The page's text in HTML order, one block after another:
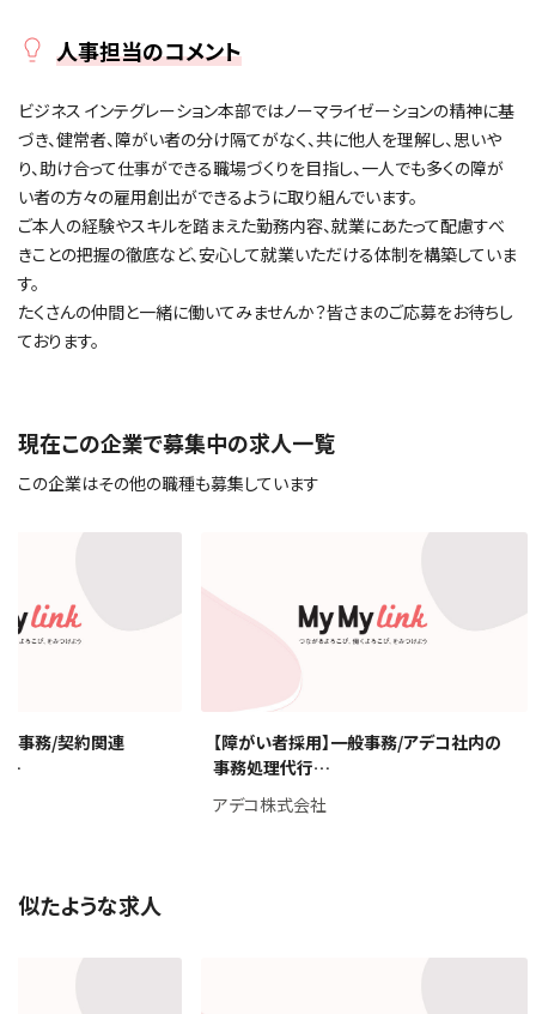
人事担当のコメント
ビジネス インテグレーション本部ではノーマライゼーションの精神に基
づき、健常者、障がい者の分け隔てがなく、共に他人を理解し、思いや
り、助け合って仕事ができる職場づくりを目指し、一人でも多くの障が
い者の方々の雇用創出ができるように取り組んでいます。
ご本人の経験やスキルを踏まえた勤務内容、就業にあたって配慮すべ
きことの把握の徹底など、安心して就業いただける体制を構築していま
す。
たくさんの仲間と一緒に働いてみませんか？皆さまのご応募をお待ちし
ております。
現在この企業で募集中の求人一覧
この企業はその他の職種も募集しています
採用】一般事務/契約関連
【障がい者採用】一般事務/アデコ
事務処理代行…
アデコ株式会社
似たような求人